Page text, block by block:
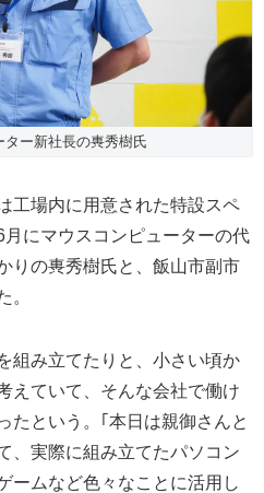
ター新社長の軣秀樹氏
工場内に用意された特設スペ
にマウスコンピューターの代
りの軣秀樹氏と、飯山市副市
。
組み立てたりと、小さい頃か
えていて、そんな会社で働け
たという。｢本日は親御さんと
、実際に組み立てたパソコン
ームなど色々なことに活用し